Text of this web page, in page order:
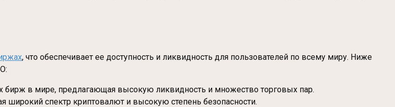
, что обеспечивает ее доступность и ликвидность для пользователей по всему миру. Ниже
в мире, предлагающая высокую ликвидность и множество торговых пар.
спектр криптовалют и высокую степень безопасности.